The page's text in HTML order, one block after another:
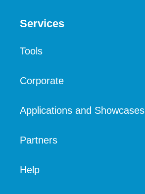
Services
Tools
Corporate
Applications and Showcases
Partners
Help